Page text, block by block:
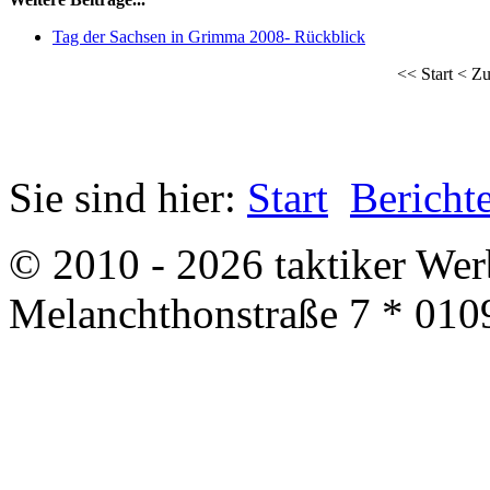
Tag der Sachsen in Grimma 2008- Rückblick
<< Start<
Sie sind hier: Start
© 2010 - 2026 taktiker
Melanchthonstraße 7 *